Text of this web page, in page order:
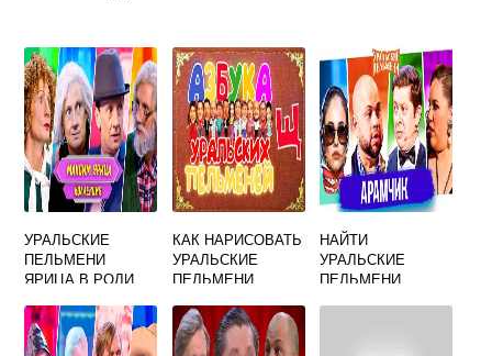
УРАЛЬСКИЕ
ПЕЛЬМЕНИ
ЯРИЦА В РОЛИ
КАК НАРИСОВАТЬ
УРАЛЬСКИЕ
ПЕЛЬМЕНИ
НАЙТИ
УРАЛЬСКИЕ
ПЕЛЬМЕНИ